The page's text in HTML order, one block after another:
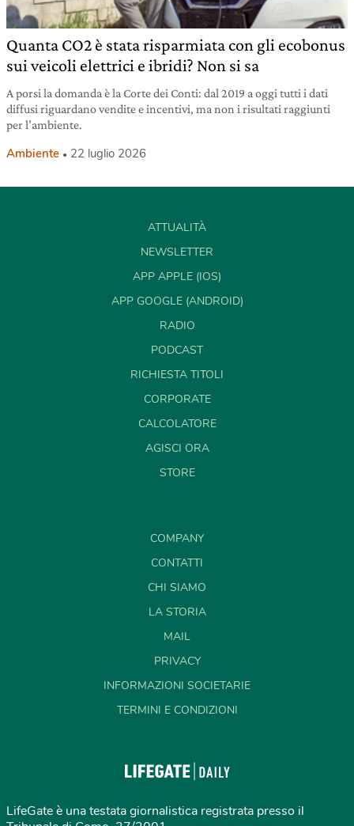
Quanta CO2 è stata risparmiata con gli ecobonus
sui veicoli elettrici e ibridi? Non si sa
A porsi la domanda è la Corte dei Conti: dal 2019 a oggi tutti i dati
diffusi riguardano vendite e incentivi, ma non i risultati raggiunti
per l’ambiente.
Ambiente 22 luglio 2026
ATTUALITÀ
NEWSLETTER
APP APPLE (IOS)
APP GOOGLE (ANDROID)
RADIO
PODCAST
RICHIESTA TITOLI
CORPORATE
CALCOLATORE
AGISCI ORA
STORE
COMPANY
CONTATTI
CHI SIAMO
LA STORIA
MAIL
PRIVACY
INFORMAZIONI SOCIETARIE
TERMINI E CONDIZIONI
LifeGate è una testata giornalistica registrata presso il